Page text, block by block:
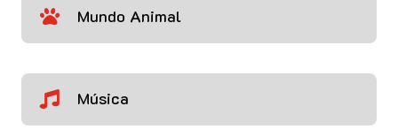
 Mundo Animal
 Música